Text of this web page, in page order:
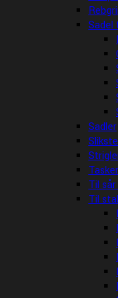
Sadel
Sadler
Tasker
Til
Til